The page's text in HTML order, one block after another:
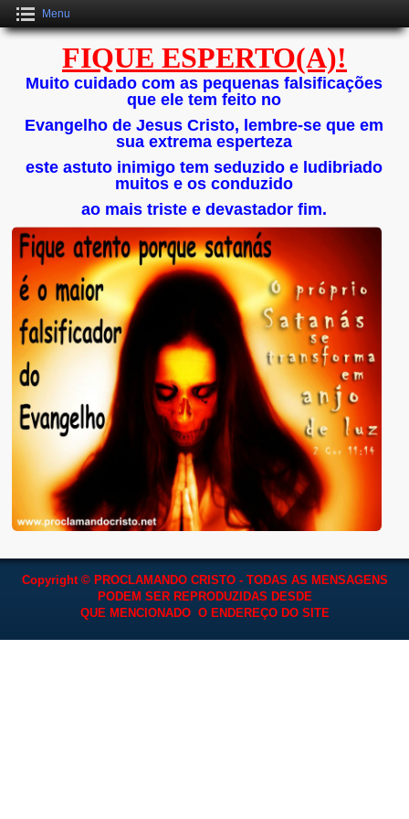
Menu
FIQUE ESPERTO(A)!
Muito cuidado com as pequenas falsificações
que ele tem feito no
Evangelho de Jesus Cristo, lembre-se que em
sua extrema esperteza
este astuto inimigo tem seduzido e ludibriado
muitos e os conduzido
ao mais triste e devastador fim.
Copyright © PROCLAMANDO CRISTO - TODAS AS MENSAGENS
PODEM SER REPRODUZIDAS DESDE
QUE MENCIONADO O ENDEREÇO DO SITE